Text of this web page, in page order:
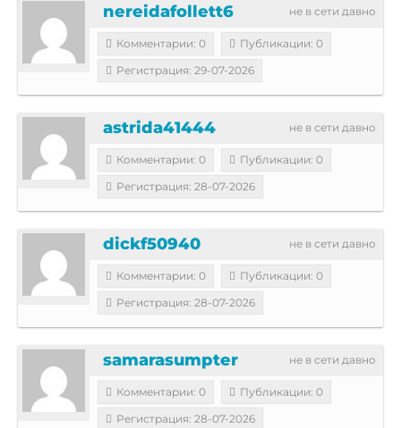
не в сети давно
nereidafollett6
Комментарии: 0
Публикации: 0
Регистрация: 29-07-2026
не в сети давно
astrida41444
Комментарии: 0
Публикации: 0
Регистрация: 28-07-2026
не в сети давно
dickf50940
Комментарии: 0
Публикации: 0
Регистрация: 28-07-2026
не в сети давно
samarasumpter
Комментарии: 0
Публикации: 0
Регистрация: 28-07-2026